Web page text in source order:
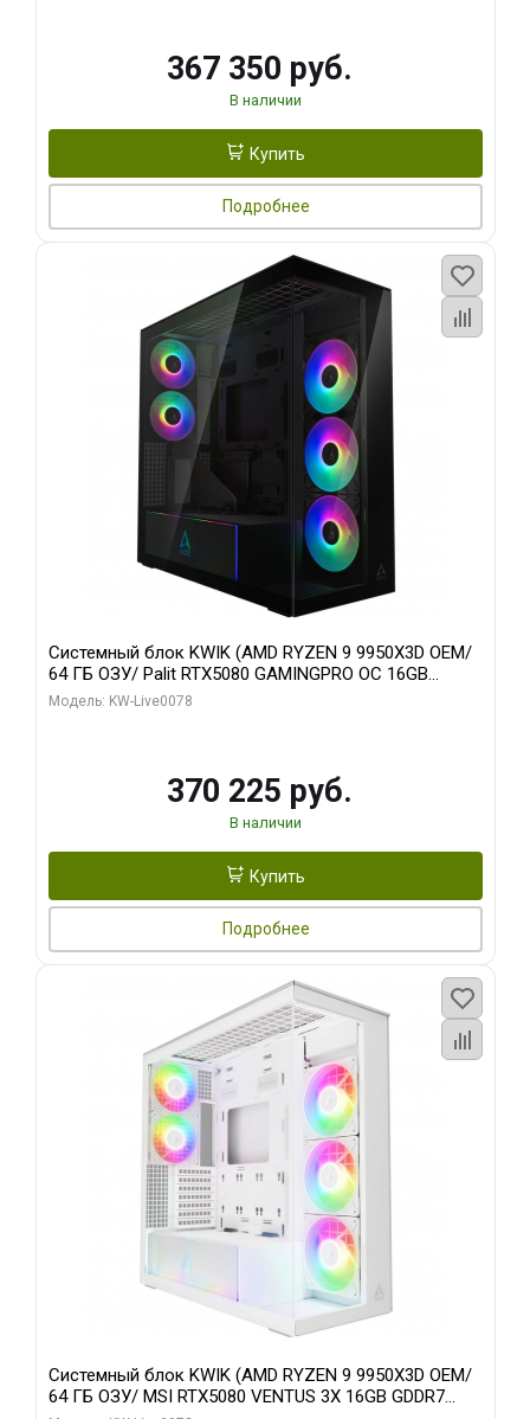
367 350 руб.
В наличии
Купить
Подробнее
Системный блок KWIK (AMD RYZEN 9 9950X3D OEM/
64 ГБ ОЗУ/ Palit RTX5080 GAMINGPRO OC 16GB
GDDR7 256bit 3xDP HD/ 1 ТБ SSD)
Модель: KW-Live0078
370 225 руб.
В наличии
Купить
Подробнее
Системный блок KWIK (AMD RYZEN 9 9950X3D OEM/
64 ГБ ОЗУ/ MSI RTX5080 VENTUS 3X 16GB GDDR7